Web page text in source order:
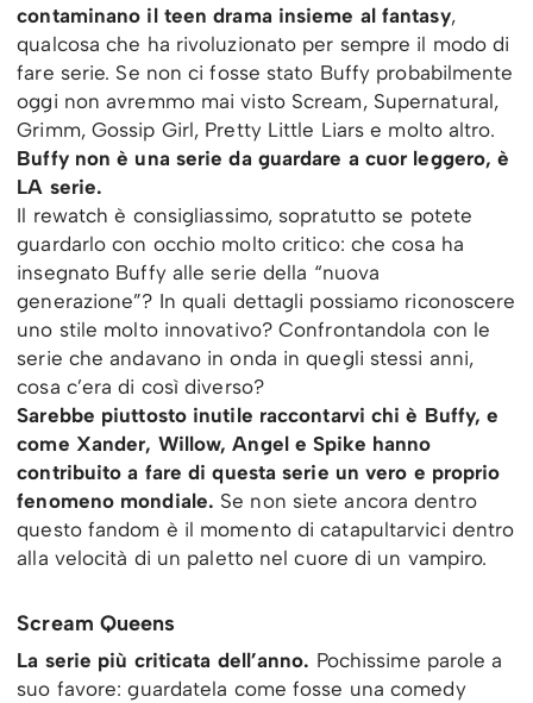
contaminano il teen drama insieme al fantasy,
qualcosa che ha rivoluzionato per sempre il modo di
fare serie. Se non ci fosse stato Buffy probabilmente
oggi non avremmo mai visto Scream, Supernatural,
Grimm, Gossip Girl, Pretty Little Liars e molto altro.
Buffy non è una serie da guardare a cuor leggero, è
LA serie.
Il rewatch è consigliassimo, sopratutto se potete
guardarlo con occhio molto critico: che cosa ha
insegnato Buffy alle serie della “nuova
generazione”? In quali dettagli possiamo riconoscere
uno stile molto innovativo? Confrontandola con le
serie che andavano in onda in quegli stessi anni,
cosa c’era di così diverso?
Sarebbe piuttosto inutile raccontarvi chi è Buffy, e
come Xander, Willow, Angel e Spike hanno
contribuito a fare di questa serie un vero e proprio
fenomeno mondiale. Se non siete ancora dentro
questo fandom è il momento di catapultarvici dentro
alla velocità di un paletto nel cuore di un vampiro.
Scream Queens
La serie più criticata dell’anno. Pochissime parole a
suo favore: guardatela come fosse una comedy